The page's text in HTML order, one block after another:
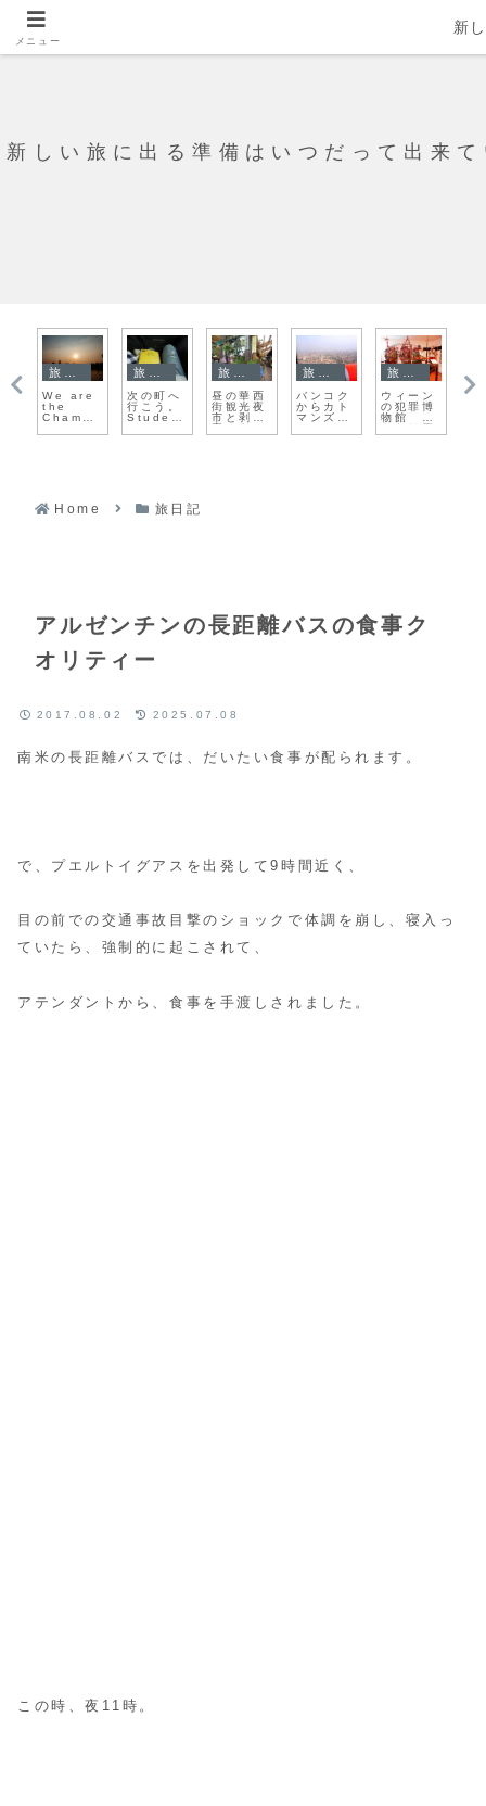
新しい旅に出る準備はいつだって出来
旅日記
昼の華西
街観光夜
市と剥皮
漢方なん
旅日記
バンコク
からカト
マンズ
旅日記
ウィーン
の犯罪博
物館 い
きなり衝
撃的
旅日記
マスタ
ー、足早
にベルリ
よ！
旅日記
ポカラの
雰囲気が
好き過ぎ
る！
ここ
ど・
Home 旅日記
アルゼンチンの長距離バスの食事ク
オリティー
2017.08.02 2025.07.08
南米の長距離バスでは、だいたい食事が配られます。
で、プエルトイグアスを出発して9時間近く、
目の前での交通事故目撃のショックで体調を崩し、寝入っ
ていたら、強制的に起こされて、
アテンダントから、食事を手渡しされました。
この時、夜11時。
メニュー
新